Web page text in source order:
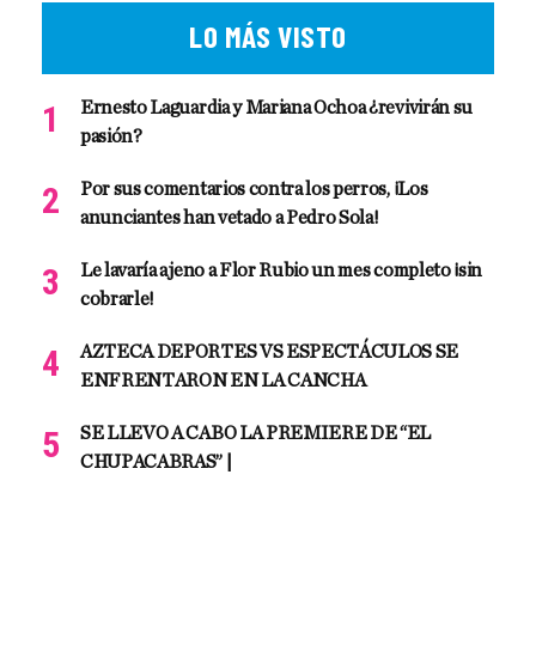
LO MÁS VISTO
Ernesto Laguardia y Mariana Ochoa ¿revivirán su
pasión?
Por sus comentarios contra los perros, ¡Los
anunciantes han vetado a Pedro Sola!
Le lavaría ajeno a Flor Rubio un mes completo ¡sin
cobrarle!
AZTECA DEPORTES VS ESPECTÁCULOS SE
ENFRENTARON EN LA CANCHA
SE LLEVO A CABO LA PREMIERE DE “EL
CHUPACABRAS” |